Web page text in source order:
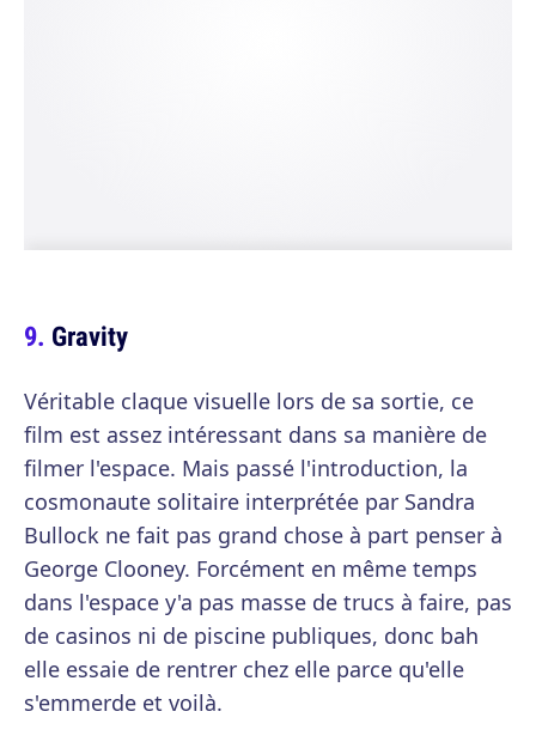
Gravity
Véritable claque visuelle lors de sa sortie, ce
film est assez intéressant dans sa manière de
filmer l'espace. Mais passé l'introduction, la
cosmonaute solitaire interprétée par Sandra
Bullock ne fait pas grand chose à part penser à
George Clooney. Forcément en même temps
dans l'espace y'a pas masse de trucs à faire, pas
de casinos ni de piscine publiques, donc bah
elle essaie de rentrer chez elle parce qu'elle
s'emmerde et voilà.